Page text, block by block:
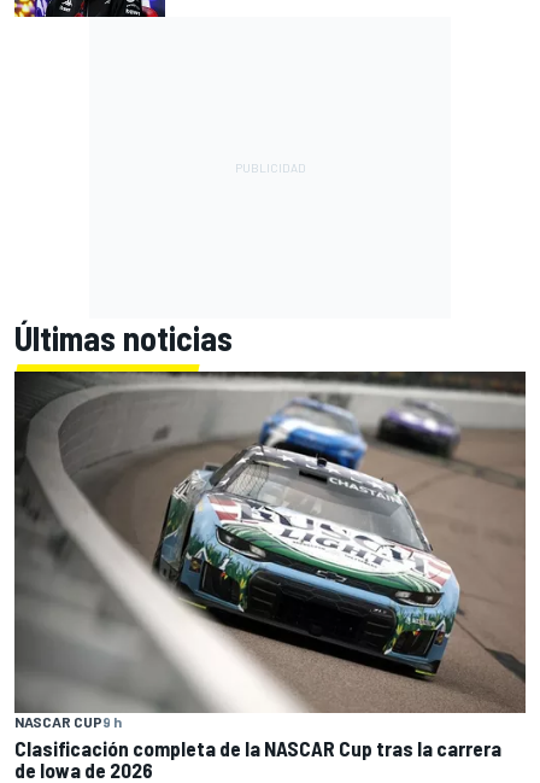
Últimas noticias
NASCAR CUP9 h
Clasificación completa de la NASCAR Cup tras la carrera
de Iowa de 2026